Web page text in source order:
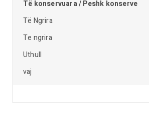
Të konservuara / Peshk konserve
Të Ngrira
Te ngrira
Uthull
vaj